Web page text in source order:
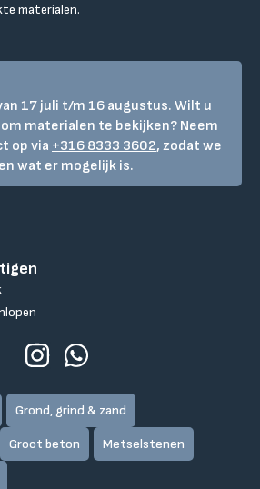
materialen.
17 juli t/m 16 augustus. Wilt u
materialen te bekijken? Neem
op via +316 8333 3602, zodat we
wat er mogelijk is.
Grond, grind & zand
Groot beton Metselstenen